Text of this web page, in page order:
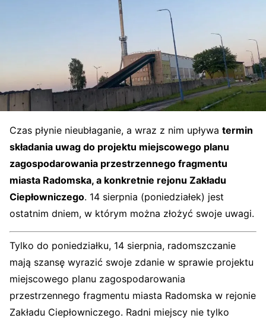
Czas płynie nieubłaganie, a wraz z nim upływa termin
składania uwag do projektu miejscowego planu
zagospodarowania przestrzennego fragmentu
miasta Radomska, a konkretnie rejonu Zakładu
Ciepłowniczego. 14 sierpnia (poniedziałek) jest
ostatnim dniem, w którym można złożyć swoje uwagi.
Tylko do poniedziałku, 14 sierpnia, radomszczanie
mają szansę wyrazić swoje zdanie w sprawie projektu
miejscowego planu zagospodarowania
przestrzennego fragmentu miasta Radomska w rejonie
Zakładu Ciepłowniczego. Radni miejscy nie tylko